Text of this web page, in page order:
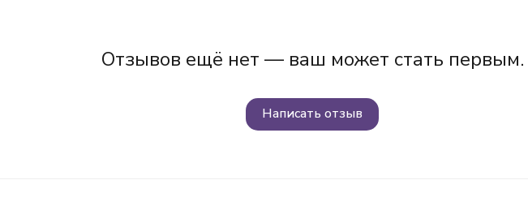
Отзывов ещё нет — ваш может стать первым.
Написать отзыв